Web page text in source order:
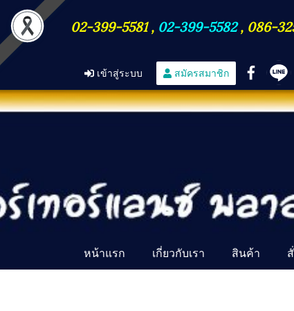
02-399-5581, 02-399-5582, 086-
เข้าสู่ระบบ สมัครสมาชิก
หน้าแรก เกี่ยวกับเรา สินค้า